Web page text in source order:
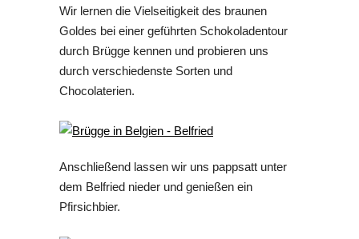
Wir lernen die Vielseitigkeit des braunen
Goldes bei einer geführten Schokoladentour
durch Brügge kennen und probieren uns
durch verschiedenste Sorten und
Chocolaterien.
Anschließend lassen wir uns pappsatt unter
dem Belfried nieder und genießen ein
Pfirsichbier.